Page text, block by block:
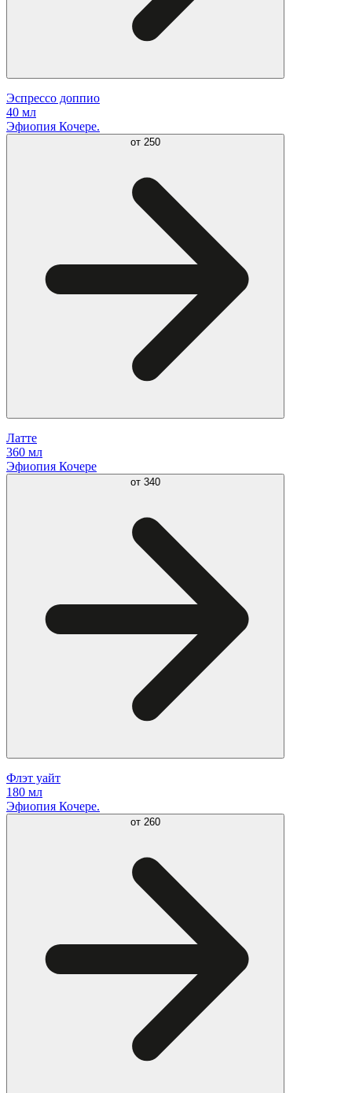
Эспрессо доппио
40 мл
Эфиопия Кочере.
от 250
Латте
360 мл
Эфиопия Кочере
от 340
Флэт уайт
180 мл
Эфиопия Кочере.
от 260